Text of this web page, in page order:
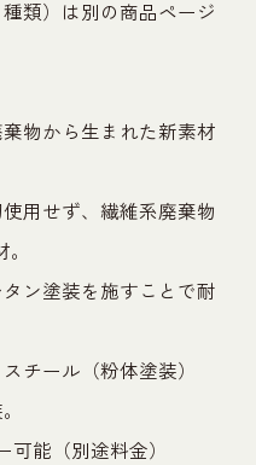
類）は別の商品ページ
物から生まれた新素材
用せず、繊維系廃棄物
ン塗装を施すことで耐
チール（粉体塗装）
可能（別途料金）